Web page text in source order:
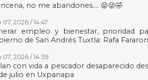
no me abandones.... 😝😜🤣
07, 2026 / 14:47
empleo y bienestar, prioridad
de San Andrés Tuxtla: Rafa
07, 2026 / 14:39
con vida a pescador desaparecido
julio en Uxpanapa